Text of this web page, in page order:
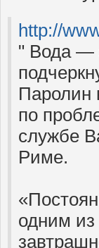
http://
" Вода —
Паролин
по
службе
Риме.
одним